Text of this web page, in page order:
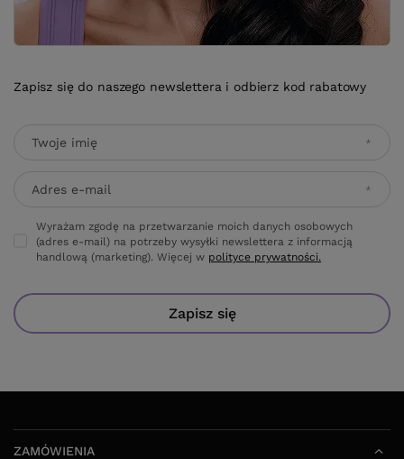
Zapisz się do naszego newslettera i odbierz kod rabatowy
Twoje imię
Adres e-mail
Wyrażam zgodę na przetwarzanie moich danych osobowych
(adres e-mail) na potrzeby wysyłki newslettera z informacją
handlową (marketing). Więcej w polityce prywatności.
Zapisz się
ZAMÓWIENIA